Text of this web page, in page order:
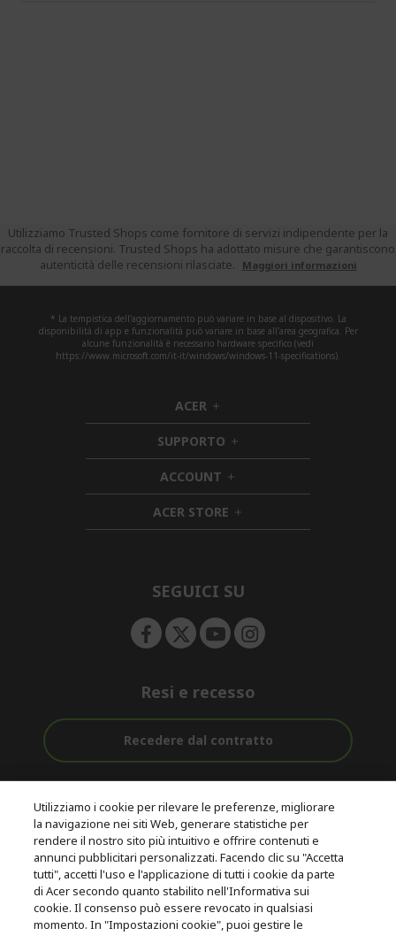
Utilizziamo Trusted Shops come fornitore di servizi indipendente per la
raccolta di recensioni. Trusted Shops ha adottato misure che garantiscono
autenticità delle recensioni rilasciate.
Maggiori informazioni
* La tempistica dell'aggiornamento può variare in base al dispositivo. La
disponibilità di app e funzionalità può variare in base all'area geografica. Per
alcune funzionalità è necessario hardware specifico (vedi
https://www.microsoft.com/it-it/windows/windows-11-specifications).
ACER h
i
d
d
e
n
SUPPORTO h
i
d
d
e
n
ACCOUNT h
i
d
d
ACER STORE h
i
e
SEGUICI SU
Resi e recesso
Recedere dal contratto
Gratuita
Assistenza
pre e post
acquisto
Con 0% Di
Tasso
D'interesse
© 2026 Acer Inc.
CPYou B.V. è il rivenditore autorizzato dei prodotti Acer venduti in
questo negozio online.
Utilizziamo i cookie per rilevare le preferenze, migliorare
la navigazione nei siti Web, generare statistiche per
rendere il nostro sito più intuitivo e offrire contenuti e
annunci pubblicitari personalizzati. Facendo clic su "Accetta
tutti", accetti l'uso e l'applicazione di tutti i cookie da parte
di Acer secondo quanto stabilito nell'Informativa sui
cookie. Il consenso può essere revocato in qualsiasi
momento. In "Impostazioni cookie", puoi gestire le